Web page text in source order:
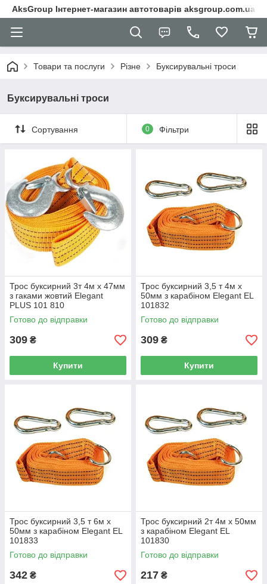
AksGroup Інтернет-магазин автотоварів aksgroup.com.ua
Товари та послуги Різне Буксирувальні троси
Буксирувальні троси
Сортування 0 Фільтри
Трос буксирний 3т 4м х 47мм
з гаками жовтий Elegant
PLUS 101 810
Готово до відправки
309 ₴
Купити
Трос буксирний 3,5 т 4м х
50мм з карабіном Elegant EL
101832
Готово до відправки
309 ₴
Купити
Трос буксирний 3,5 т 6м х
50мм з карабіном Elegant EL
101833
Готово до відправки
342 ₴
Трос буксирний 2т 4м х 50мм
з карабіном Elegant EL
101830
Готово до відправки
217 ₴